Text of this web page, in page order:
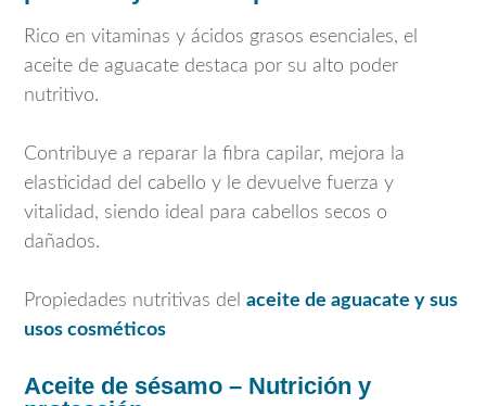
Rico en vitaminas y ácidos grasos esenciales, el
aceite de aguacate destaca por su alto poder
nutritivo.
Contribuye a reparar la fibra capilar, mejora la
elasticidad del cabello y le devuelve fuerza y
vitalidad, siendo ideal para cabellos secos o
dañados.
Propiedades nutritivas del aceite de aguacate y sus
usos cosméticos
Aceite de sésamo – Nutrición y